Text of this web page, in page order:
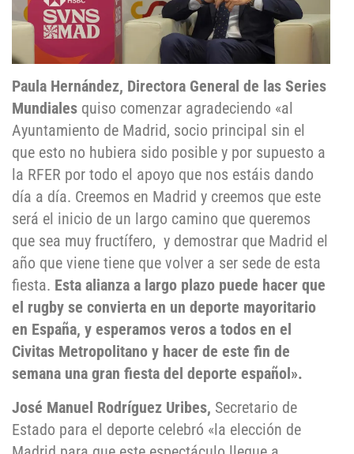
Paula Hernández, Directora General de las Series
Mundiales quiso comenzar agradeciendo «al
Ayuntamiento de Madrid, socio principal sin el
que esto no hubiera sido posible y por supuesto a
la RFER por todo el apoyo que nos estáis dando
día a día. Creemos en Madrid y creemos que este
será el inicio de un largo camino que queremos
que sea muy fructífero, y demostrar que Madrid el
año que viene tiene que volver a ser sede de esta
fiesta. Esta alianza a largo plazo puede hacer que
el rugby se convierta en un deporte mayoritario
en España, y esperamos veros a todos en el
Civitas Metropolitano y hacer de este fin de
semana una gran fiesta del deporte español».
José Manuel Rodríguez Uribes, Secretario de
Estado para el deporte celebró «la elección de